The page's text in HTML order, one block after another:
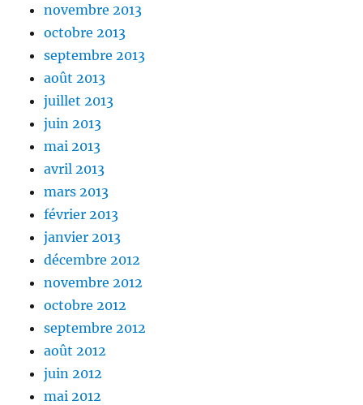
novembre 2013
octobre 2013
septembre 2013
août 2013
juillet 2013
juin 2013
mai 2013
avril 2013
mars 2013
février 2013
janvier 2013
décembre 2012
novembre 2012
octobre 2012
septembre 2012
août 2012
juin 2012
mai 2012